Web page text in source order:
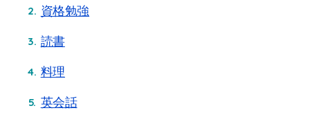
資格勉強
読書
料理
英会話